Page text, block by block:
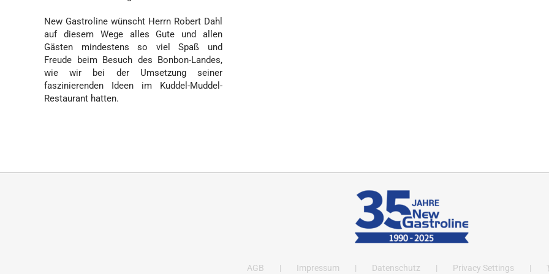
New Gastroline wünscht Herrn Robert Dahl
auf diesem Wege alles Gute und allen
Gästen mindestens so viel Spaß und
Freude beim Besuch des Bonbon-Landes,
wie wir bei der Umsetzung seiner
faszinierenden Ideen im Kuddel-Muddel-
Restaurant hatten.
AGB Impressum Datenschutz Privacy Settings